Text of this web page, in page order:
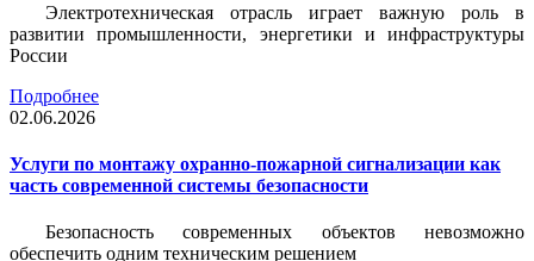
Электротехническая отрасль играет важную роль в
развитии промышленности, энергетики и инфраструктуры
России
Подробнее
02.06.2026
Услуги по монтажу охранно-пожарной сигнализации как
часть современной системы безопасности
Безопасность современных объектов невозможно
обеспечить одним техническим решением